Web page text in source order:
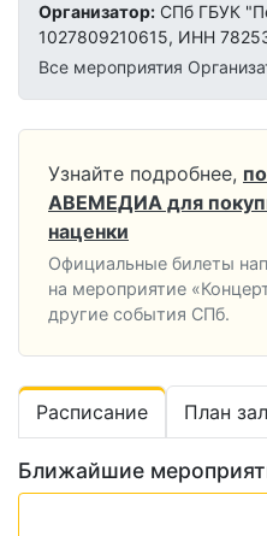
Организатор: СПб ГБУК
1027809210615, ИНН
Все мероприятия
Узнайте подробнее,
АВЕМЕДИА для
наценки
Официальные билеты
на мероприятие
другие события СПб.
Расписание План
Ближайшие